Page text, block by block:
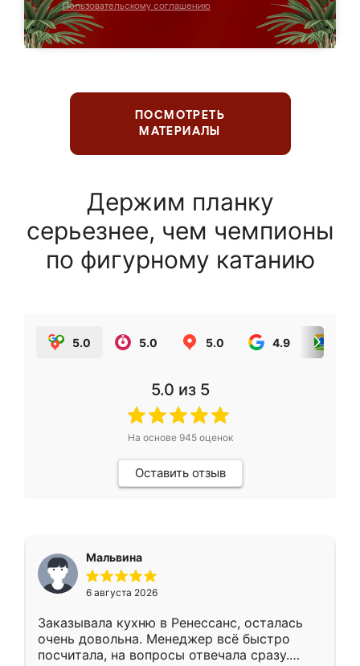
Пользовательскому соглашению
ПОСМОТРЕТЬ
МАТЕРИАЛЫ
Держим планку
серьезнее, чем чемпионы
по фигурному катанию
5.0 5.0 5.0 4.9
5.0 из 5
На основе 945оценок
Оставить отзыв
Мальвина
6 августа 2026
Заказывала кухню в Ренессанс, осталась
очень довольна. Менеджер всё быстро
посчитала, на вопросы отвечала сразу.